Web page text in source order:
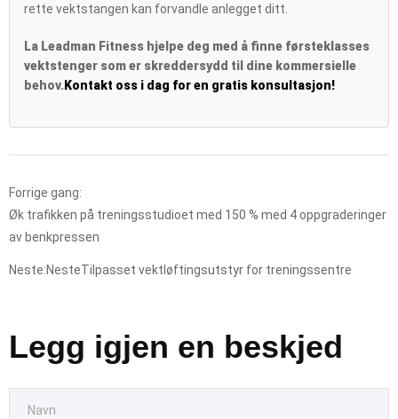
rette vektstangen kan forvandle anlegget ditt.
La Leadman Fitness hjelpe deg med å finne førsteklasses
vektstenger som er skreddersydd til dine kommersielle
behov. Kontakt oss i dag for en gratis konsultasjon!
Forrige gang:
Øk trafikken på treningsstudioet med 150 % med 4 oppgraderinger
av benkpressen
Neste:NesteTilpasset vektløftingsutstyr for treningssentre
Legg igjen en beskjed